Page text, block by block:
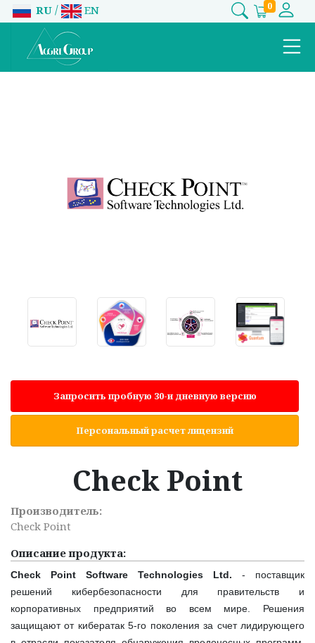
RU / EN 0
Запросить пробную 30-и дневную версию
Персональный расчет лицензий
Check Point
Производитель:
Check Point
Описание продукта:
Check Point Software Technologies Ltd. - поставщик
решений кибербезопасности для правительств и
корпоративных предприятий во всем мире. Решения
защищают от кибератак 5-го поколения за счет лидирующего